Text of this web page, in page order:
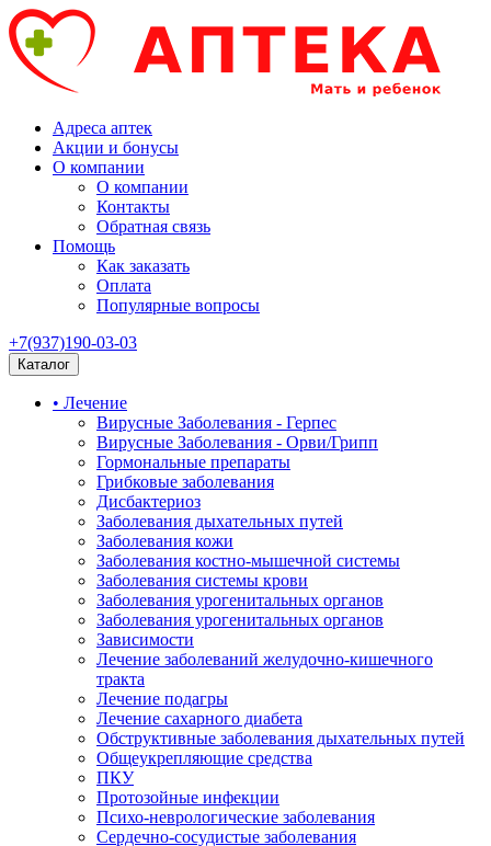
Адреса аптек
Акции и бонусы
О компании
О компании
Контакты
Обратная связь
Помощь
Как заказать
Оплата
Популярные вопросы
+7(937)190-03-03
Каталог
• Лечение
Вирусные Заболевания - Герпес
Вирусные Заболевания - Орви/Грипп
Гормональные препараты
Грибковые заболевания
Дисбактериоз
Заболевания дыхательных путей
Заболевания кожи
Заболевания костно-мышечной системы
Заболевания системы крови
Заболевания урогенитальных органов
Заболевания урогенитальных органов
Зависимости
Лечение заболеваний желудочно-кишечного
тракта
Лечение подагры
Лечение сахарного диабета
Обструктивные заболевания дыхательных путей
Общеукрепляющие средства
ПКУ
Протозойные инфекции
Психо-неврологические заболевания
Сердечно-сосудистые заболевания